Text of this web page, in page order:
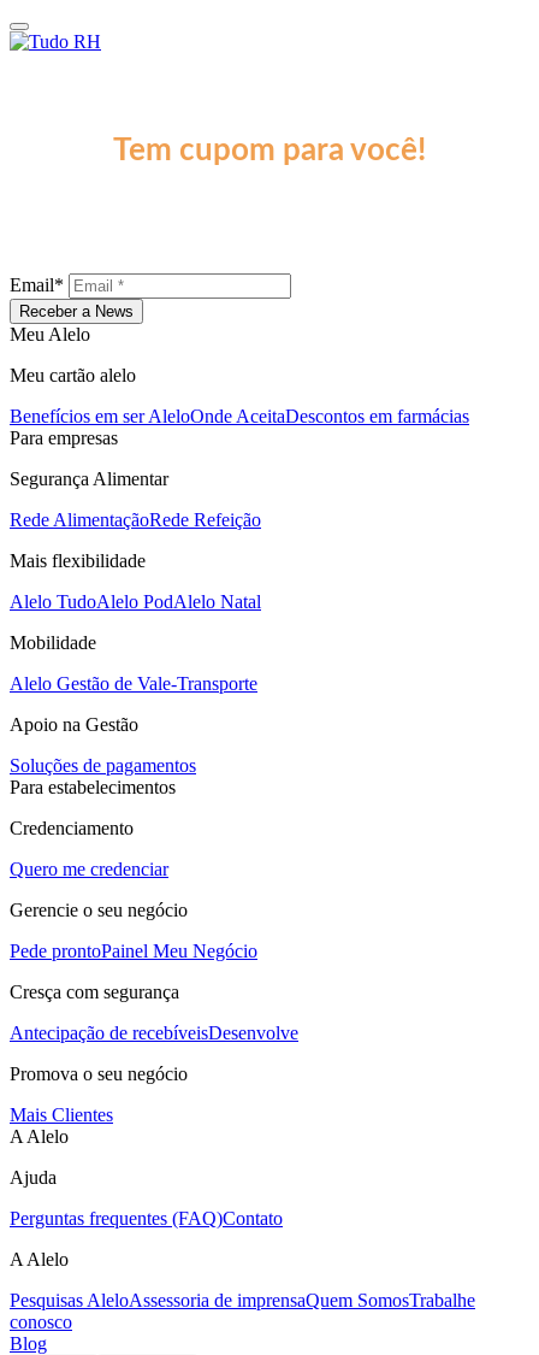
Tem cupom para você!
Email*
Receber a News
Meu Alelo
Meu cartão alelo
Benefícios em ser AleloOnde AceitaDescontos em farmácias
Para empresas
Segurança Alimentar
Rede AlimentaçãoRede Refeição
Mais flexibilidade
Alelo TudoAlelo PodAlelo Natal
Mobilidade
Alelo Gestão de Vale-Transporte
Apoio na Gestão
Soluções de pagamentos
Para estabelecimentos
Credenciamento
Quero me credenciar
Gerencie o seu negócio
Pede prontoPainel Meu Negócio
Cresça com segurança
Antecipação de recebíveisDesenvolve
Promova o seu negócio
Mais Clientes
A Alelo
Ajuda
Perguntas frequentes (FAQ)Contato
A Alelo
Pesquisas AleloAssessoria de imprensaQuem SomosTrabalhe
conosco
Blog